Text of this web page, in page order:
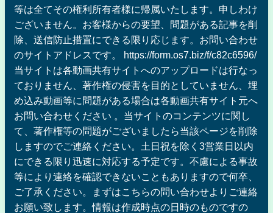
等は全てその権利所有者様に帰属いたします。申しわけ
ございません。お客様からの要望、問題がある記事を削
除、送信防止措置にできる限り応じます。お問い合わせ
のサイトアドレスです。 https://form.os7.biz/f/c82c6596/
当サイトは各動画共有サイトへのアップロードは行なっ
ておりません、著作権の侵害を目的としていません、埋
め込み動画等に問題がある場合は各動画共有サイト元へ
お問い合わせください 。当サイトのコンテンツに関し
て、著作権等の問題がございましたら当該ページを削除
しますのでご連絡ください。土日祝を除く3営業日以内
にできる限り迅速に対応する予定です。不慮による事故
等により連絡を確認できないこともありますので何卒、
ご了承ください。まずはこちらの問い合わせよりご連絡
お願い致します。情報は作成時点の日時のものですの